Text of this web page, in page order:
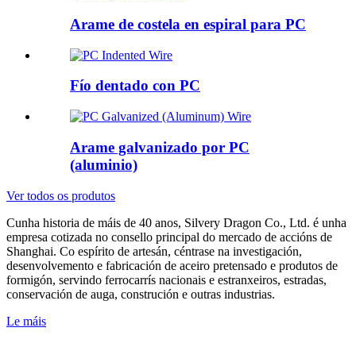
Arame de costela en espiral para PC
Fío dentado con PC
Arame galvanizado por PC
(aluminio)
Ver todos os produtos
Cunha historia de máis de 40 anos, Silvery Dragon Co., Ltd. é unha
empresa cotizada no consello principal do mercado de accións de
Shanghai. Co espírito de artesán, céntrase na investigación,
desenvolvemento e fabricación de aceiro pretensado e produtos de
formigón, servindo ferrocarrís nacionais e estranxeiros, estradas,
conservación de auga, construción e outras industrias.
Le máis